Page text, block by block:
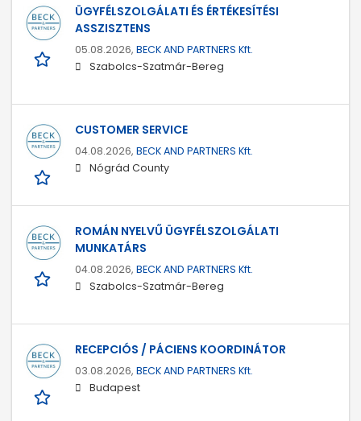
ÜGYFÉLSZOLGÁLATI ÉS ÉRTÉKESÍTÉSI
ASSZISZTENS
05.08.2026, BECK AND PARTNERS Kft.
Szabolcs-Szatmár-Bereg
CUSTOMER SERVICE
04.08.2026, BECK AND PARTNERS Kft.
Nógrád County
ROMÁN NYELVŰ ÜGYFÉLSZOLGÁLATI
MUNKATÁRS
04.08.2026, BECK AND PARTNERS Kft.
Szabolcs-Szatmár-Bereg
RECEPCIÓS / PÁCIENS KOORDINÁTOR
03.08.2026, BECK AND PARTNERS Kft.
Budapest